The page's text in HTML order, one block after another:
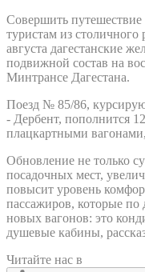
Совершить путешествие
туристам из
августа дагестанские
подвижной состав на
Минтрансе Дагестана.
Поезд № 85/86,
- Дербент, пополнится
плацкартными
Обновление не только
посадочных мест,
повысит уровень
пассажиров, которые по
новых вагонов: это
душевые кабины,
Читайте нас в